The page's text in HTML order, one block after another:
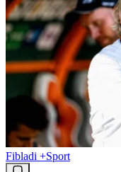
Fibladi +Sport